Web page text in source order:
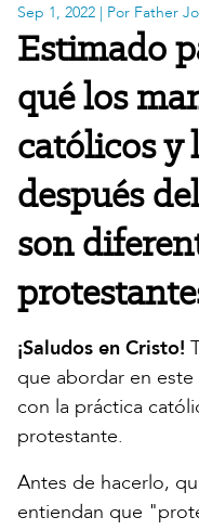
Sep 1, 2022 | Por Father
Estimado
qué los
católicos y
después
son
¡Saludos en Cristo!
que abordar en
con la práctica
protestante.
Antes de hacerlo,
entiendan que